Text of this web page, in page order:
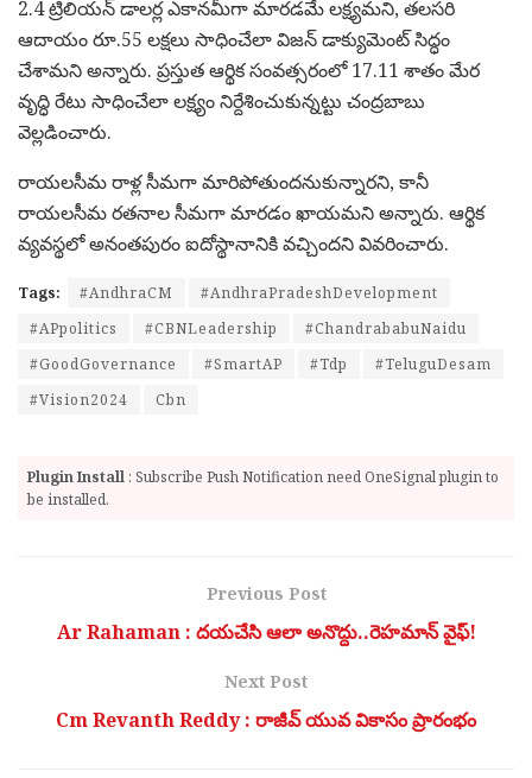
2.4 ట్రిలియన్ డాలర్ల ఎకానమీగా మారడమే లక్ష్యమని, తలసరి
ఆదాయం రూ.55 లక్షలు సాధించేలా విజన్ డాక్యుమెంట్ సిద్ధం
చేశామని అన్నారు. ప్రస్తుత ఆర్థిక సంవత్సరంలో 17.11 శాతం మేర
వృద్ధి రేటు సాధించేలా లక్ష్యం నిర్దేశించుకున్నట్టు చంద్రబాబు
వెల్లడించారు.
రాయలసీమ రాళ్ల సీమగా మారిపోతుందనుకున్నారని, కానీ
రాయలసీమ రతనాల సీమగా మారడం ఖాయమని అన్నారు. ఆర్థిక
వ్యవస్థలో అనంతపురం ఐదోస్థానానికి వచ్చిందని వివరించారు.
Tags: #AndhraCM
#AndhraPradeshDevelopment
#APpolitics
#CBNLeadership
#ChandrababuNaidu
#GoodGovernance
#SmartAP #Tdp
#TeluguDesam
#Vision2024
Cbn
Plugin Install : Subscribe Push Notification need OneSignal plugin to
be installed.
Previous Post
Ar Rahaman : దయచేసి ఆలా అనొద్దు..రెహమాన్ వైఫ్!
Next Post
Cm Revanth Reddy : రాజీవ్ యువ వికాసం ప్రారంభం